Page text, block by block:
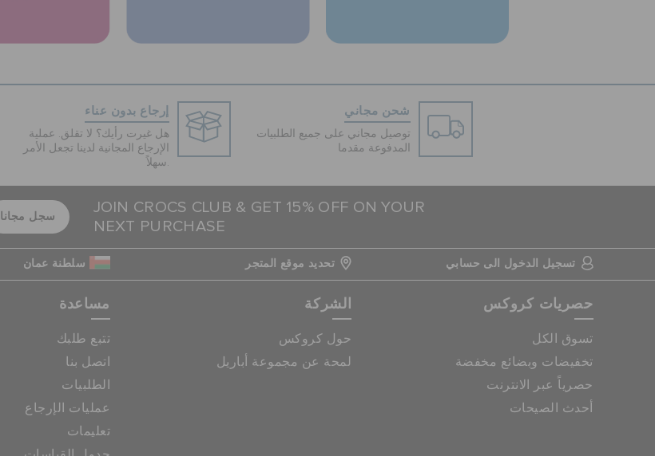
شحن مجاني
توصيل مجاني على جميع الطلبيات
المدفوعة مقدما
إرجاع بدون عناء
هل غيرت رأيك؟ لا تقلق. عملية
الإرجاع المجانية لدينا تجعل الأمر
سهلاً.
JOIN CROCS CLUB & GET 15% OFF ON YOUR
NEXT PURCHASE
سجل مجانا
تسجيل الدخول الى حسابي تحديد موقع المتجر سلطنة عمان
حصريات كروكس
تسوق الكل
تخفيضات وبضائع مخفضة
حصرياً عبر الانترنت
أحدث الصيحات
الشركة
حول كروكس
لمحة عن مجموعة أباريل
مساعدة
تتبع طلبك
اتصل بنا
الطلبيات
عمليات الإرجاع
تعليمات